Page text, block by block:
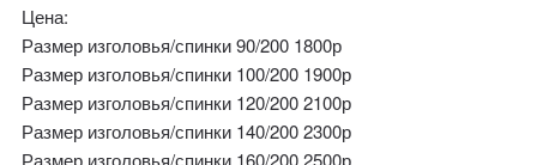
Цена:
Размер изголовья/спинки 90/200 1800р
Размер изголовья/спинки 100/200 1900р
Размер изголовья/спинки 120/200 2100р
Размер изголовья/спинки 140/200 2300р
Размер изголовья/спинки 160/200 2500р